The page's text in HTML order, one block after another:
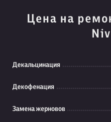
Цена на
Декальцинация
Декофенация
Замена жерновов